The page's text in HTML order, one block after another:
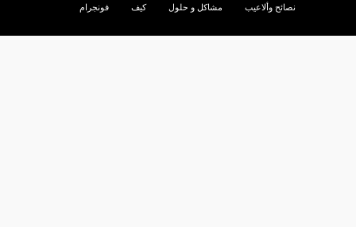
نصائح وألاعيب
مشاكل و حلول كيف فونجرام